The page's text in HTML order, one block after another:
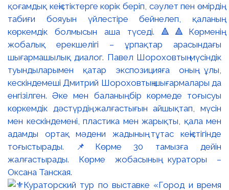
қоғамдық кеңістіктерге көрік беріп, сәулет пен өмірдің
табиғи бояуын үйлестіре бейнелеп, қаланың
көркемдік болмысын аша түседі. 🔺🔺Көрменің
жобалық ерекшелігі – ұрпақтар арасындағы
шығармашылық диалог. Павел Шороховтың мүсіндік
туындыларымен қатар экспозицияға оның ұлы,
кескіндемеші Дмитрий Шороховтың шығармалары да
енгізілген. Әке мен баланың бір көрмеде тоғысуы
көркемдік дәстүрдің жалғастығын айшықтап, мүсін
мен кескіндемені, пластика мен жарықты, қала мен
адамды ортақ мәдени жадының тұтас кеңістігінде
тоғыстырады. 📌Көрме 30 тамызға дейін
жалғастырады. Көрме жобасының кураторы –
Оксана Танская.